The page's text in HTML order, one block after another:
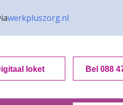
werkpluszorg.nl
loket Bel 088